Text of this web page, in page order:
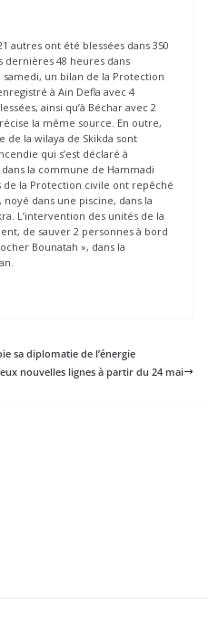
autres ont été blessées dans 350
dernières 48 heures dans
un bilan de la Protection
à Ain Defla avec 4
ainsi qu’à Béchar avec 2
la même source. En outre,
de la wilaya de Skikda sont
qui s’est déclaré à
la commune de Hammadi
de la Protection civile ont repêché
noyé dans une piscine, dans la
L’intervention des unités de la
de sauver 2 personnes à bord
Bounatah », dans la
sa diplomatie de l’énergie
nouvelles lignes à partir du 24 mai